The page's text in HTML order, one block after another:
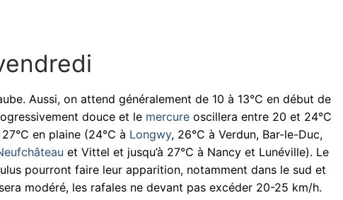
Aussi, on attend généralement de 10 à 13°C en début de
douce et le mercure oscillera entre 20 et 24°C
en plaine (24°C à Longwy, 26°C à Verdun, Bar-le-Duc,
et Vittel et jusqu’à 27°C à Nancy et Lunéville). Le
pourront faire leur apparition, notamment dans le sud et
modéré, les rafales ne devant pas excéder 20-25 km/h.